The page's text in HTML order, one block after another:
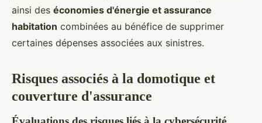
ainsi des économies d'énergie et assurance
habitation combinées au bénéfice de supprimer
certaines dépenses associées aux sinistres.
Risques associés à la domotique et
couverture d'assurance